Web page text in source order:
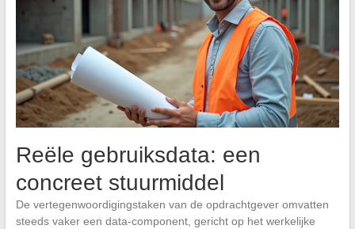
Reële gebruiksdata: een
concreet stuurmiddel
De vertegenwoordigingstaken van de opdrachtgever omvatten
steeds vaker een data-component, gericht op het werkelijke